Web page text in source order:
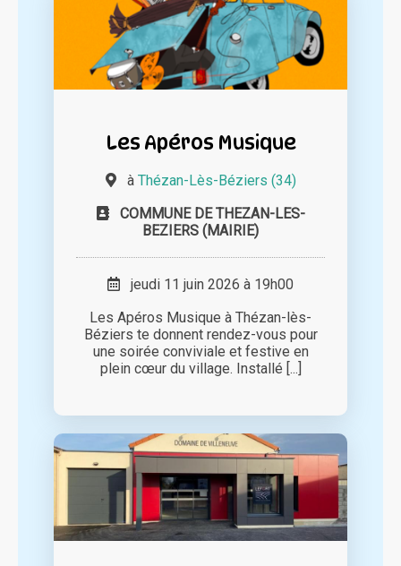
Les Apéros Musique
à Thézan-Lès-Béziers (34)
COMMUNE DE THEZAN-LES-
BEZIERS (MAIRIE)
jeudi 11 juin 2026 à 19h00
Les Apéros Musique à Thézan-lès-
Béziers te donnent rendez-vous pour
une soirée conviviale et festive en
plein cœur du village. Installé [...]